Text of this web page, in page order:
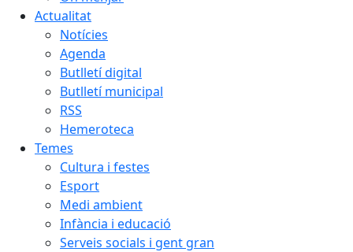
Actualitat
Notícies
Agenda
Butlletí digital
Butlletí municipal
RSS
Hemeroteca
Temes
Cultura i festes
Esport
Medi ambient
Infància i educació
Serveis socials i gent gran